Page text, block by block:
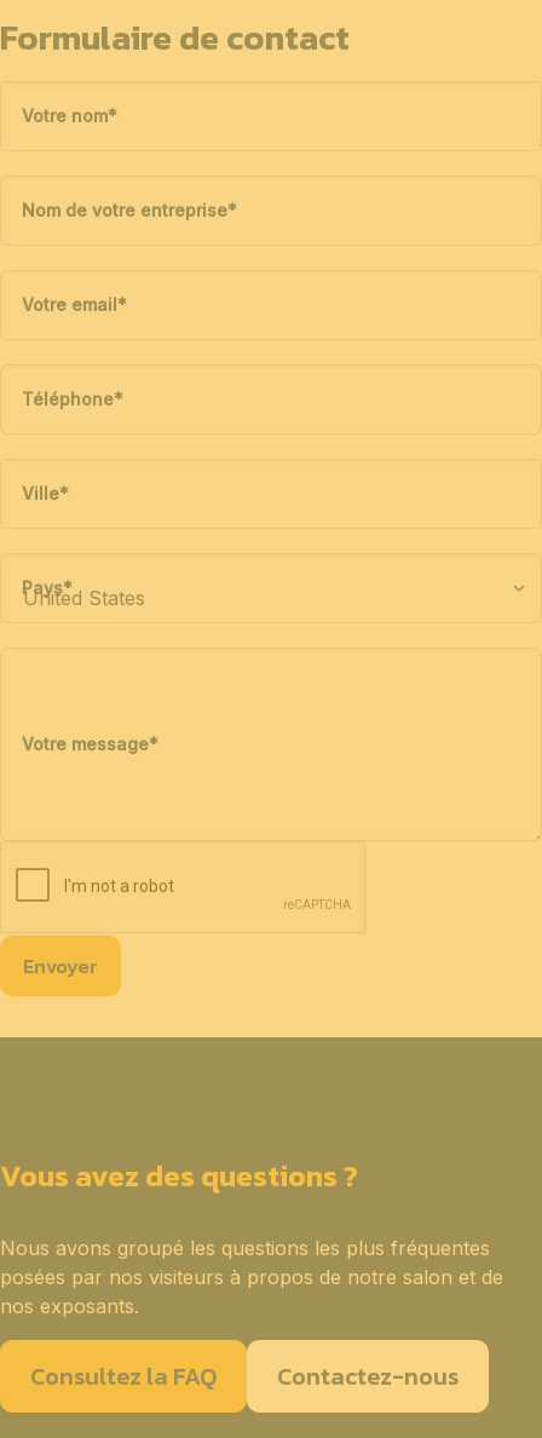
Formulaire de contact
Votre nom*
Nom de votre entreprise*
Votre email*
Téléphone*
Ville*
Pays*
Votre message*
Envoyer
Vous avez des questions ?
Nous avons groupé les questions les plus fréquentes
posées par nos visiteurs à propos de notre salon et de
nos exposants.
Consultez la FAQ Contactez-nous